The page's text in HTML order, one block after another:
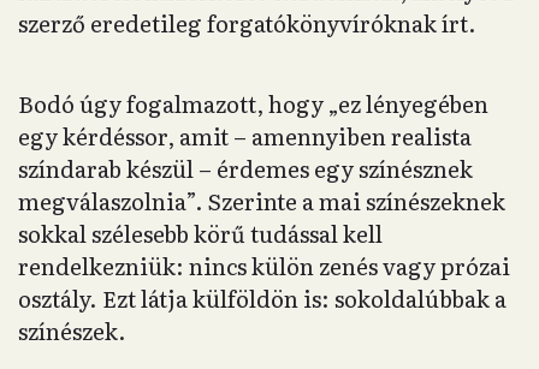
szerző eredetileg forgatókönyvíróknak írt.
Bodó úgy fogalmazott, hogy „ez lényegében
egy kérdéssor, amit – amennyiben realista
színdarab készül – érdemes egy színésznek
megválaszolnia”. Szerinte a mai színészeknek
sokkal szélesebb körű tudással kell
rendelkezniük: nincs külön zenés vagy prózai
osztály. Ezt látja külföldön is: sokoldalúbbak a
színészek.